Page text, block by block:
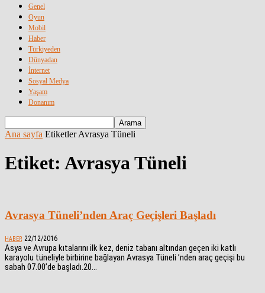
Genel
Oyun
Mobil
Haber
Türkiyeden
Dünyadan
İnternet
Sosyal Medya
Yaşam
Donanım
Ana sayfa Etiketler Avrasya Tüneli
Etiket: Avrasya Tüneli
Avrasya Tüneli’nden Araç Geçişleri Başladı
HABER 22/12/2016
Asya ve Avrupa kıtalarını ilk kez, deniz tabanı altından geçen iki katlı
karayolu tüneliyle birbirine bağlayan Avrasya Tüneli ’nden araç geçişi bu
sabah 07.00’de başladı.20...